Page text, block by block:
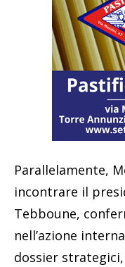
Parallelamente,
incontrare il
Tebboune,
nell’azione
dossier